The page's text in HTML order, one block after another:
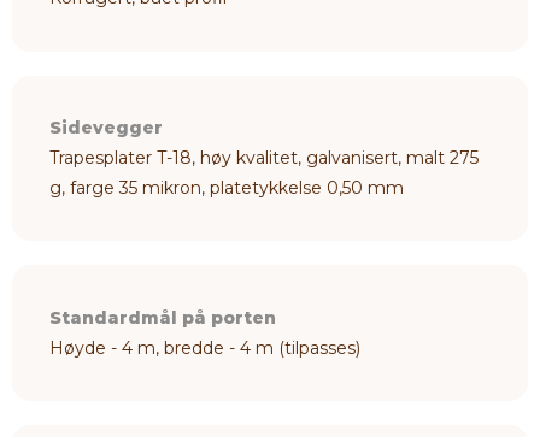
Sidevegger
Trapesplater T-18, høy kvalitet, galvanisert, malt 275
g, farge 35 mikron, platetykkelse 0,50 mm
Standardmål på porten
Høyde - 4 m, bredde - 4 m (tilpasses)